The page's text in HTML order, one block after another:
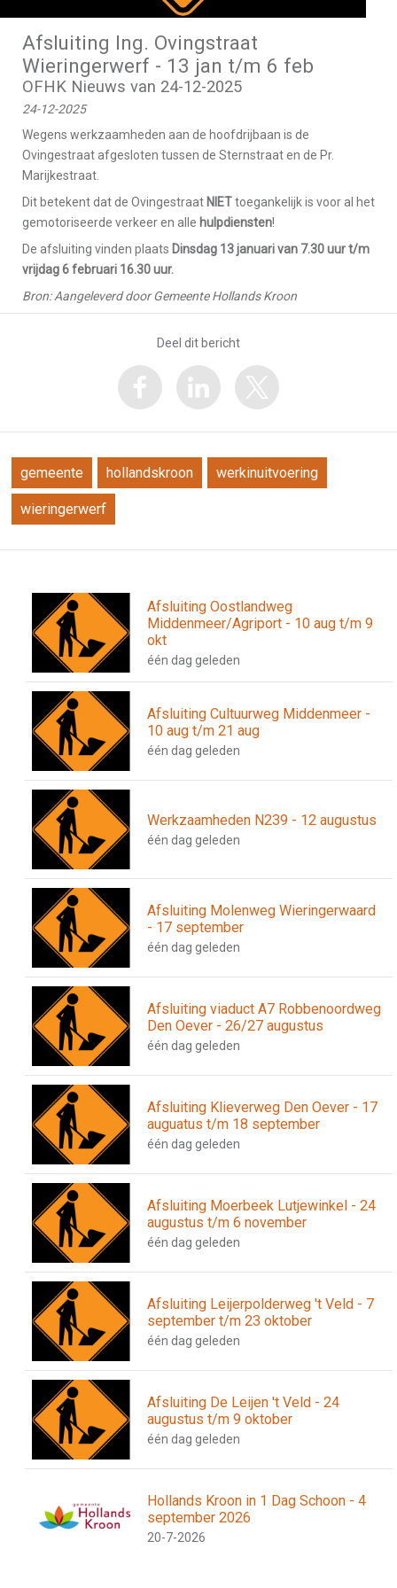
Afsluiting Ing. Ovingstraat
Wieringerwerf - 13 jan t/m 6 feb
OFHK Nieuws van 24-12-2025
24-12-2025
Wegens werkzaamheden aan de hoofdrijbaan is de
Ovingestraat afgesloten tussen de Sternstraat en de Pr.
Marijkestraat.
Dit betekent dat de Ovingestraat NIETtoegankelijk is voor al het
gemotoriseerde verkeer en alle hulpdiensten!
De afsluiting vinden plaats Dinsdag 13januari van 7.30 uur t/m
vrijdag 6 februari 16.30 uur.
Bron: Aangeleverd door Gemeente Hollands Kroon
Deel dit bericht
gemeente hollandskroon werkinuitvoering
wieringerwerf
Afsluiting Oostlandweg
Middenmeer/Agriport - 10 aug t/m 9
okt
één dag geleden
Afsluiting Cultuurweg Middenmeer -
10 aug t/m 21 aug
één dag geleden
Werkzaamheden N239 - 12 augustus
één dag geleden
Afsluiting Molenweg Wieringerwaard
- 17 september
één dag geleden
Afsluiting viaduct A7 Robbenoordweg
Den Oever - 26/27 augustus
één dag geleden
Afsluiting Klieverweg Den Oever - 17
auguatus t/m 18 september
één dag geleden
Afsluiting Moerbeek Lutjewinkel - 24
augustus t/m 6 november
één dag geleden
Afsluiting Leijerpolderweg 't Veld - 7
september t/m 23 oktober
één dag geleden
Afsluiting De Leijen 't Veld - 24
augustus t/m 9 oktober
één dag geleden
Hollands Kroon in 1 Dag Schoon - 4
september 2026
20-7-2026